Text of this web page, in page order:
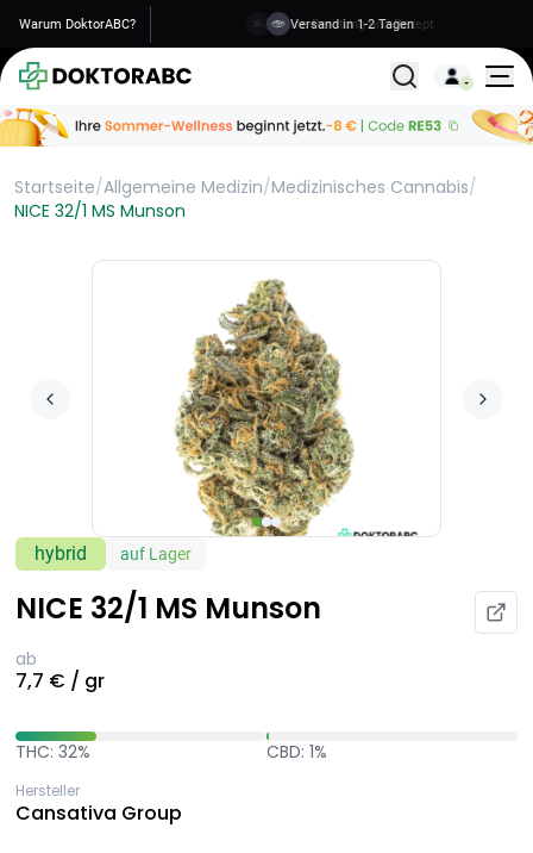
Warum DoktorABC? Versand in 1-2 Tagen
Alle
Startseite/Allgemeine Medizin/Medizinisches Cannabis/
NICE 32/1 MS Munson
hybrid auf Lager
NICE 32/1 MS Munson
ab
7,7 € / gr
THC: 32% CBD: 1%
Hersteller
Cansativa Group